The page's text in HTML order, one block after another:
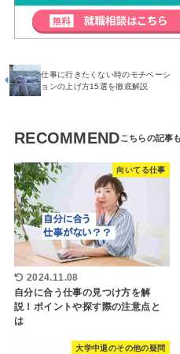
仕事に行きたくない時のモチベーシ
ョンの上げ方15選を徹底解説
RECOMMEND
向いてる仕事
2024.11.08
自分に合う仕事の見つけ方を解
説！ポイントや探す際の注意点と
は
大学中退のその他の疑問